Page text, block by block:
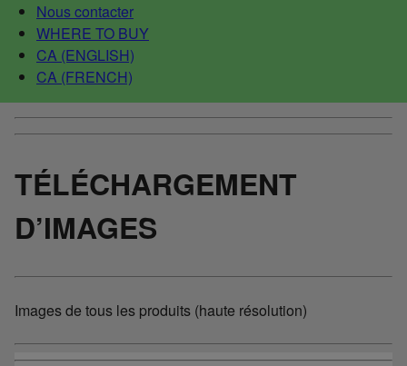
Nous contacter
WHERE TO BUY
CA (ENGLISH)
CA (FRENCH)
TÉLÉCHARGEMENT
D’IMAGES
Images de tous les produits (haute résolution)